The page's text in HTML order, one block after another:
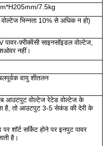
7.5kg
भिन्नता 10% से अधिक न हो)
फ़्रीक्वेंसी साइनसॉइडल वोल्टेज,
नहीं।
वायु शीतलन
आउटपुट वोल्टेज रेटेड वोल्टेज के
है, तो आउटपुट 3-5 सेकंड की देरी के
पर शॉर्ट सर्किट होने पर इनपुट पावर
है।